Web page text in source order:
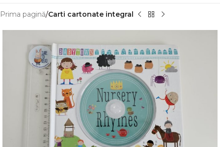
Prima pagină Carti cartonate integral